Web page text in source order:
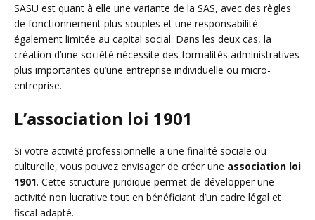
SASU est quant à elle une variante de la SAS, avec des règles
de fonctionnement plus souples et une responsabilité
également limitée au capital social. Dans les deux cas, la
création d’une société nécessite des formalités administratives
plus importantes qu’une entreprise individuelle ou micro-
entreprise.
L’association loi 1901
Si votre activité professionnelle a une finalité sociale ou
culturelle, vous pouvez envisager de créer une association loi
1901. Cette structure juridique permet de développer une
activité non lucrative tout en bénéficiant d’un cadre légal et
fiscal adapté.